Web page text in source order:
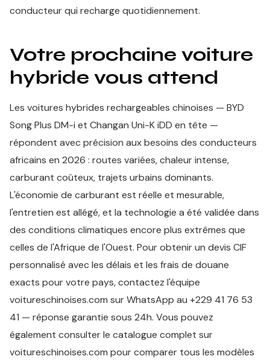
conducteur qui recharge quotidiennement.
Votre prochaine voiture
hybride vous attend
Les voitures hybrides rechargeables chinoises — BYD
Song Plus DM-i et Changan Uni-K iDD en tête —
répondent avec précision aux besoins des conducteurs
africains en 2026 : routes variées, chaleur intense,
carburant coûteux, trajets urbains dominants.
L'économie de carburant est réelle et mesurable,
l'entretien est allégé, et la technologie a été validée dans
des conditions climatiques encore plus extrêmes que
celles de l'Afrique de l'Ouest. Pour obtenir un devis CIF
personnalisé avec les délais et les frais de douane
exacts pour votre pays, contactez l'équipe
voitureschinoises.com sur WhatsApp au +229 41 76 53
41 — réponse garantie sous 24h. Vous pouvez
également consulter le catalogue complet sur
voitureschinoises.com pour comparer tous les modèles